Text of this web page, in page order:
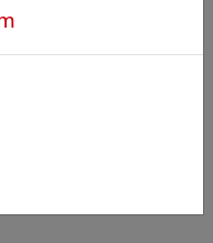
10. August
!!!
August 2026